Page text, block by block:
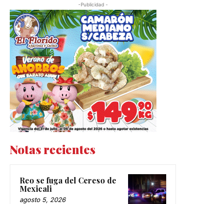
-Publicidad -
Notas recientes
Reo se fuga del Cereso de
Mexicali
agosto 5, 2026